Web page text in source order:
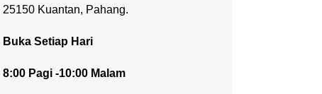
25150 Kuantan, Pahang.
Buka Setiap Hari
8:00 Pagi -10:00 Malam